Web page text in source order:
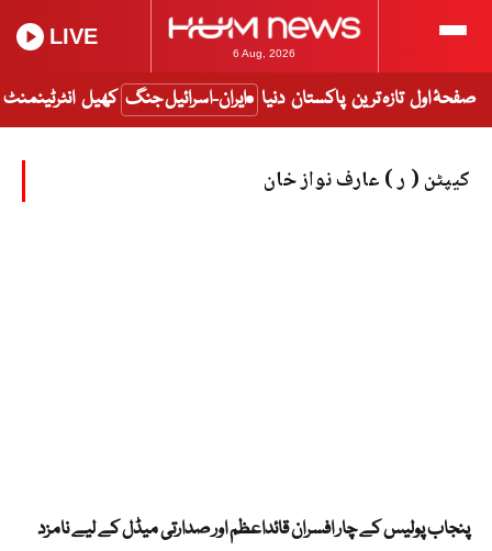
6 Aug, 2026
LIVE
صفحۂ اول تازہ ترین پاکستان دنیا ایران-اسرائیل جنگ کھیل انٹرٹینمنٹ
کیپٹن ( ر ) عارف نواز خان
پنجاب پولیس کے چار افسران قائداعظم اور صدارتی میڈل کے لیے نامزد